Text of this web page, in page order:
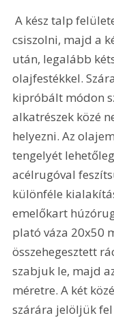
A kész talp felületeit ezt követően célszerű simára
csiszolni, majd a
után, legalább
olajfestékkel.
kipróbált módon
alkatrészek közé
helyezni. Az
tengelyét
acélrugóval
különféle
emelőkart
plató váza 20x50
összehegesztett
szabjuk le, majd
méretre. A két
szárára jelöljük